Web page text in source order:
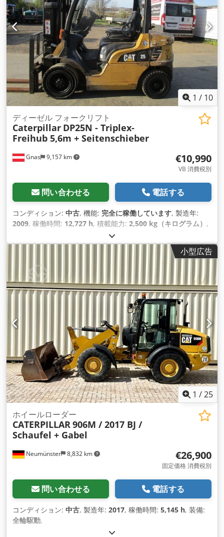
1 / 10
Gnas 9,157 km
ディーゼル フォークリフト
Caterpillar DP25N - Triplex-
Freihub 5,6m + Seitenschieber
€10,990
VB 消費税別
問い合わせる 電話する
コンディション: 中古, 機能: 完全に稼働しています, 製造年:
2009, 稼働時間: 12,727 h, 積載能力: 2,500 kg（キログラム） ,
ディーゼル
レックス, 建設高:2,370 mm, 出力:38 キロワット (51.67 馬
小型広告
1 /25
Neumünster 8,832 km
ホイールローダー
CATERPILLAR 906M / 2017 BJ /
Schaufel + Gabel
€26,900
固定価格 消費税別
問い合わせる 電話する
コンディション: 中古, 製造年: 2017, 稼働時間: 5,145 h, 装備:
全輪駆動,